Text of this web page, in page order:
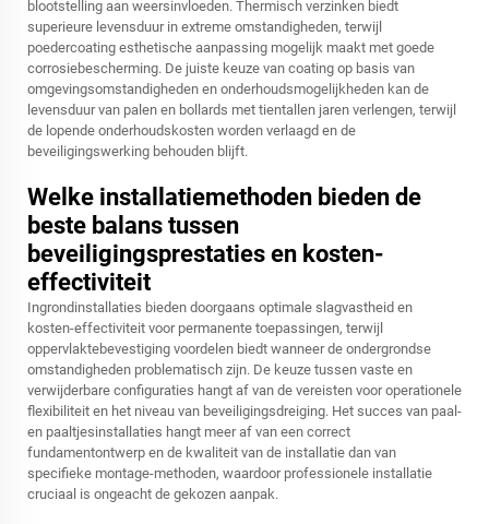
blootstelling aan weersinvloeden. Thermisch verzinken biedt
superieure levensduur in extreme omstandigheden, terwijl
poedercoating esthetische aanpassing mogelijk maakt met goede
corrosiebescherming. De juiste keuze van coating op basis van
omgevingsomstandigheden en onderhoudsmogelijkheden kan de
levensduur van palen en bollards met tientallen jaren verlengen, terwijl
de lopende onderhoudskosten worden verlaagd en de
beveiligingswerking behouden blijft.
Welke installatiemethoden bieden de
beste balans tussen
beveiligingsprestaties en kosten-
effectiviteit
Ingrondinstallaties bieden doorgaans optimale slagvastheid en
kosten-effectiviteit voor permanente toepassingen, terwijl
oppervlaktebevestiging voordelen biedt wanneer de ondergrondse
omstandigheden problematisch zijn. De keuze tussen vaste en
verwijderbare configuraties hangt af van de vereisten voor operationele
flexibiliteit en het niveau van beveiligingsdreiging. Het succes van paal-
en paaltjesinstallaties hangt meer af van een correct
fundamentontwerp en de kwaliteit van de installatie dan van
specifieke montage-methoden, waardoor professionele installatie
cruciaal is ongeacht de gekozen aanpak.